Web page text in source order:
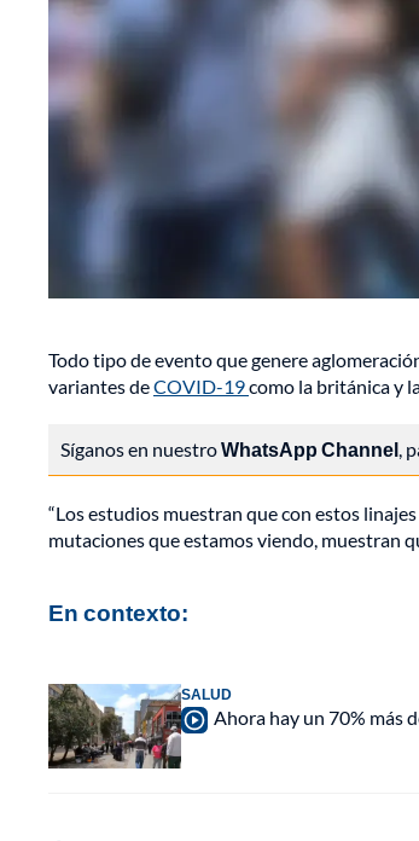
Todo tipo de evento que genere
variantes deCOVID-19como la británica y
Síganos en nuestroWhatsApp Channel,
“Los estudios muestran que con estos
mutaciones que estamos viendo, muestran
En contexto:
SALUD
Ahora hay un 70% más